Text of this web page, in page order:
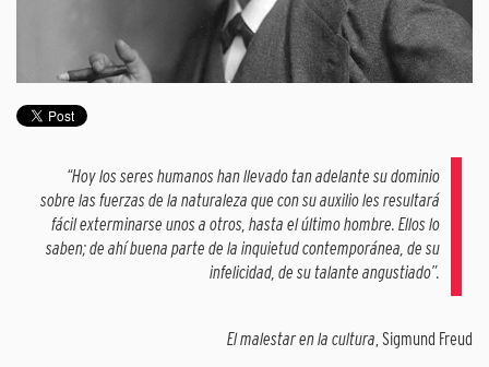
“Hoy los seres humanos han llevado tan adelante su dominio
sobre las fuerzas de la naturaleza que con su auxilio les resultará
fácil exterminarse unos a otros, hasta el último hombre. Ellos lo
saben; de ahí buena parte de la inquietud contemporánea, de su
infelicidad, de su talante angustiado”.
El malestar en la cultura, Sigmund Freud